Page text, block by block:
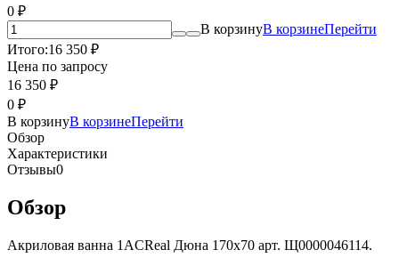
0 ₽
В корзинуВ корзинеПерейти
Итого:16 350 ₽
Цена по запросу
16 350 ₽
0 ₽
В корзинуВ корзинеПерейти
Обзор
Характеристики
Отзывы0
Обзор
Акриловая ванна 1ACReal Дюна 170х70 арт. Щ0000046114.